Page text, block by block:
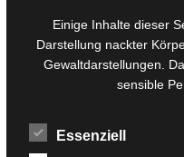
Foto- und Bildbearbeitung
Fotorestauration
Creative Artwork
MPS Fotografie
Einige Inhalte dieser
Darstellung nackter
Gewaltdarstellungen.
sensible
Essenziell